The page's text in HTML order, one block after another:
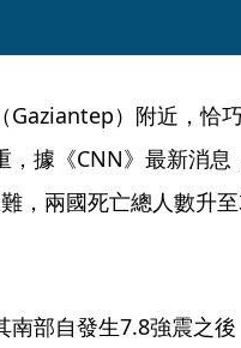
Gaziantep）附近，恰
據《CNN》最新消息
，兩國死亡總人數升
南部自發生7.8強震之